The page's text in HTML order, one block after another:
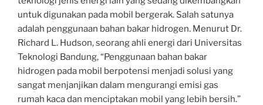
untuk digunakan pada mobil bergerak. Salah satunya
adalah penggunaan bahan bakar hidrogen. Menurut Dr.
Richard L. Hudson, seorang ahli energi dari Universitas
Teknologi Bandung, “Penggunaan bahan bakar
hidrogen pada mobil berpotensi menjadi solusi yang
sangat menjanjikan dalam mengurangi emisi gas
rumah kaca dan menciptakan mobil yang lebih bersih.”